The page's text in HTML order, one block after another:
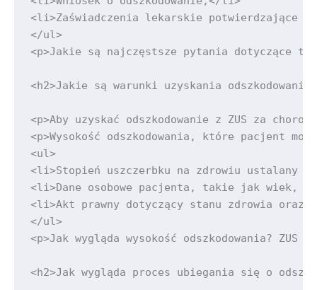
<li>Zaświadczenia lekarskie potwierdzające
</ul>
<p>Jakie są najczęstsze pytania dotyczące
<h2>Jakie są warunki uzyskania odszkodowania
<p>Aby uzyskać odszkodowanie z ZUS za
<p>Wysokość odszkodowania, które pacjent
<ul>
<li>Stopień uszczerbku na zdrowiu ustalany
<li>Dane osobowe pacjenta, takie jak wiek,
<li>Akt prawny dotyczący stanu zdrowia
</ul>
<p>Jak wygląda wysokość odszkodowania?
<h2>Jak wygląda proces ubiegania się o